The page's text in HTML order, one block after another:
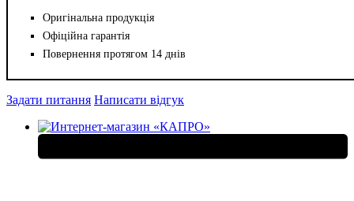
Оригінальна продукція
Офіційна гарантія
Повернення протягом 14 днів
Задати питання Написати відгук